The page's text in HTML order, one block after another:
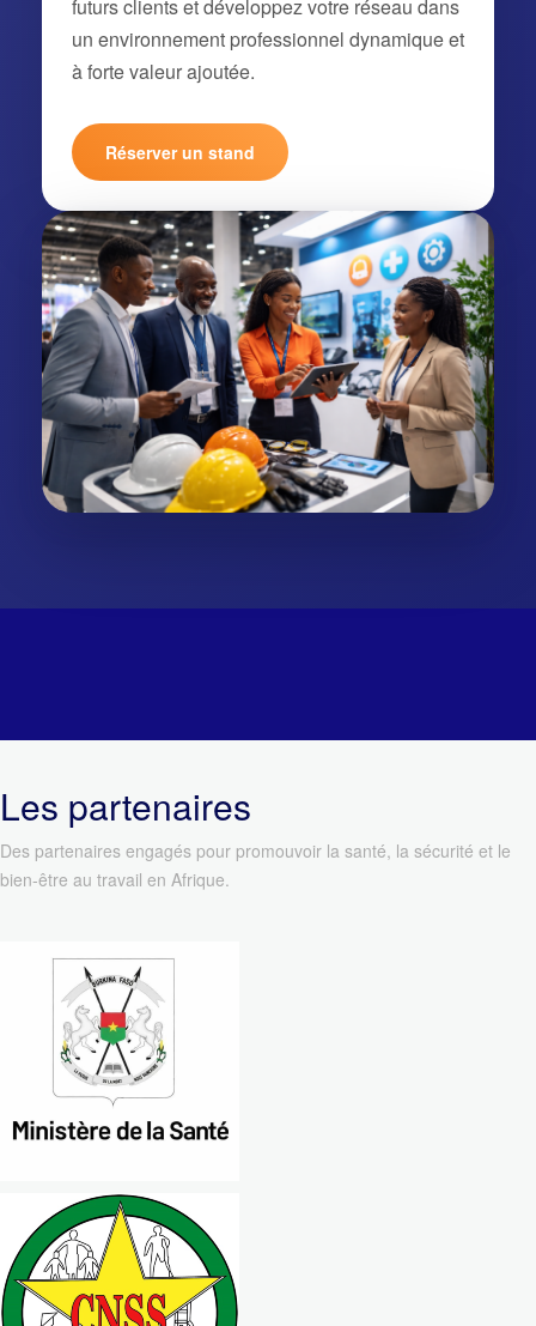
futurs clients et développez votre réseau dans
un environnement professionnel dynamique et
à forte valeur ajoutée.
Réserver un stand
Les partenaires
Des partenaires engagés pour promouvoir la santé, la sécurité et le
bien-être au travail en Afrique.